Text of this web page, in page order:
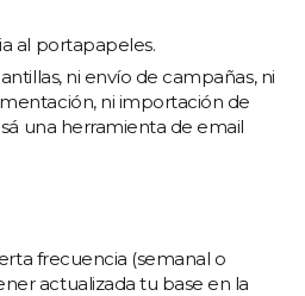
al portapapeles.
ni envío de campañas, ni
ni importación de
una herramienta de email
frecuencia (semanal o
actualizada tu base en la